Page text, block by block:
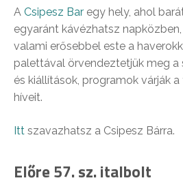
A Csipesz Bar egy hely, ahol
egyaránt kávézhatsz
valami erősebbel este a
palettával örvendeztetjük meg
és kiállítások, programok várják
híveit.
Itt szavazhatsz a Csipesz Bárra.
Előre 57. sz. italbolt